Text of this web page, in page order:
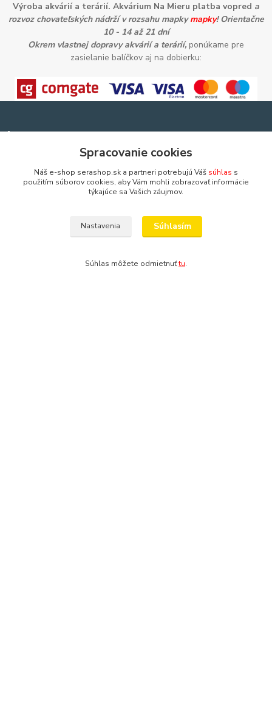
Výroba akvárií a terárií. Akvárium Na Mieru platba vopred a
rozvoz chovateľských nádrží v rozsahu mapkymapky! Orientačne
10 - 14 až 21 dní
Okrem vlastnej dopravy akvárií a terárií, ponúkame pre
zasielanie balíčkov aj na dobierku:
Obchodné podmienky
Zostante v kontakte
www.instagram.com/
Aktuálne diane môžete sledovať aj prostredníctvom nášho
Spracovanie cookies
Náš e-shop serashop.sk a partneri potrebujú Váš súhlas s
použitím súborov cookies, aby Vám mohli zobrazovať informácie
týkajúce sa Vašich záujmov.
Nastavenia Súhlasím
Súhlas môžete odmietnuťtu.